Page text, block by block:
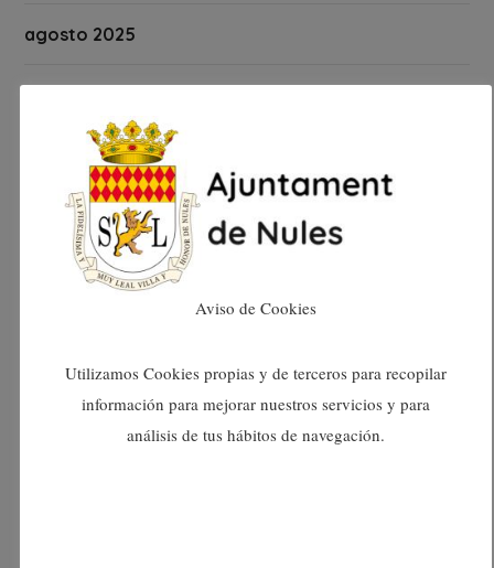
agosto 2025
junio 2025
mayo 2025
abril 2025
febrero 2025
Aviso de Cookies
Utilizamos Cookies propias y de terceros para recopilar
información para mejorar nuestros servicios y para
análisis de tus hábitos de navegación.